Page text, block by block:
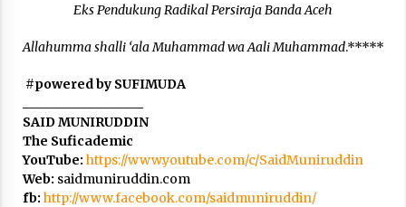
Eks Pendukung Radikal Persiraja Banda Aceh
Allahumma shalli ‘ala Muhammad wa Aali Muhammad.*****
#powered by SUFIMUDA
SAID MUNIRUDDIN
The Suficademic
YouTube: https://www.youtube.com/c/SaidMuniruddin
Web: saidmuniruddin.com
fb: http://www.facebook.com/saidmuniruddin/